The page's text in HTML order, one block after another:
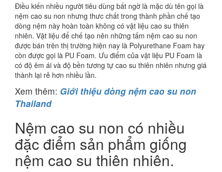
Điều kiến nhiều người tiêu dùng bất ngờ là mặc dù tên gọi là
nệm cao su non nhưng thưc chất trong thành phần chế tạo
dòng nệm này hoàn toàn không có vật liệu cao su thiên
nhiên. Vật liệu để chế tạo nên những tấm nệm cao su non
được bán trên thị trường hiện nay là Polyurethane Foam hay
còn được gọi là PU Foam. Ưu điểm của vật liệu PU Foam là
có độ êm ái và độ bền tương tự cao su thiên nhiên nhưng giá
thành lại rẻ hơn nhiều lần.
Xem thêm: Giới thiệu dòng nệm cao su non
Thailand
Nệm cao su non có nhiều
đặc điểm sản phẩm giống
nệm cao su thiên nhiên.